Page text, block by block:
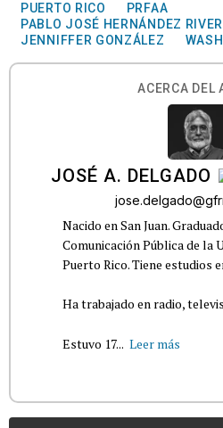
PUERTO RICO
PRFAA
PABLO JOSÉ HERNÁNDEZ
JENNIFFER GONZÁLEZ
ACERCA DEL
JOSÉ A. DELGADO
Nacido en San Juan.
Comunicación Pública de la
Puerto Rico. Tiene estudios
Ha trabajado en radio,
Estuvo 17... Leer más